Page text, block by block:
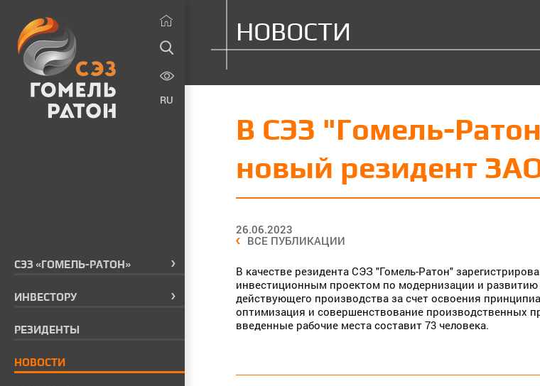
RU
СЭЗ «ГОМЕЛЬ-РАТОН»
ИНВЕСТОРУ
РЕЗИДЕНТЫ
НОВОСТИ
НОВОСТИ
В СЭЗ "Гомель-
новый резидент
ВСЕ ПУБЛИКАЦИИ
26.06.2023
В качестве резидента СЭЗ "Гомель-Ратон"
инвестиционным проектом по модернизации и
действующего производства за счет освоения
оптимизация и совершенствование производственных
введенные рабочие места составит 73 человека.